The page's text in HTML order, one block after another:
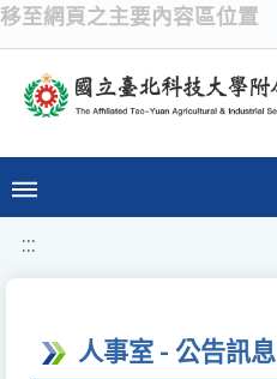
移至網頁之主要內容區位置
:::
人事室 - 公告訊息